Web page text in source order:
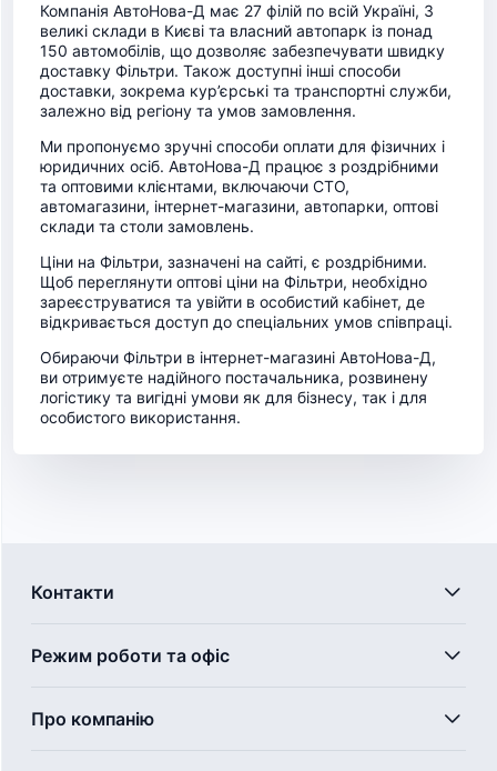
Компанія АвтоНова-Д має 27 філій по всій Україні, 3
великі склади в Києві та власний автопарк із понад
150 автомобілів, що дозволяє забезпечувати швидку
доставку Фільтри. Також доступні інші способи
доставки, зокрема кур’єрські та транспортні служби,
залежно від регіону та умов замовлення.
Ми пропонуємо зручні способи оплати для фізичних і
юридичних осіб. АвтоНова-Д працює з роздрібними
та оптовими клієнтами, включаючи СТО,
автомагазини, інтернет-магазини, автопарки, оптові
склади та столи замовлень.
Ціни на Фільтри, зазначені на сайті, є роздрібними.
Щоб переглянути оптові ціни на Фільтри, необхідно
зареєструватися та увійти в особистий кабінет, де
відкривається доступ до спеціальних умов співпраці.
Обираючи Фільтри в інтернет-магазині АвтоНова-Д,
ви отримуєте надійного постачальника, розвинену
логістику та вигідні умови як для бізнесу, так і для
особистого використання.
Контакти
Режим роботи та офіс
Про компанію